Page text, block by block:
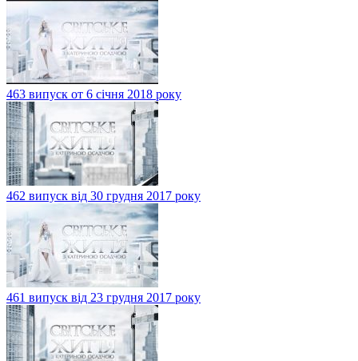
463 випуск от 6 січня 2018 року
462 випуск від 30 грудня 2017 року
461 випуск від 23 грудня 2017 року